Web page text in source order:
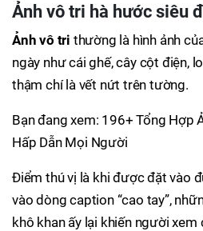
Ảnh vô tri hà hước siêu
Ảnh vô tri thường là hình ảnh
ngày như cái ghế, cây cột điện,
thậm chí là vết nứt trên tường.
Bạn đang xem: 196+ Tổng Hợp
Hấp Dẫn Mọi Người
Điểm thú vị là khi được đặt vào
vào dòng caption “cao tay”,
khô khan ấy lại khiến người